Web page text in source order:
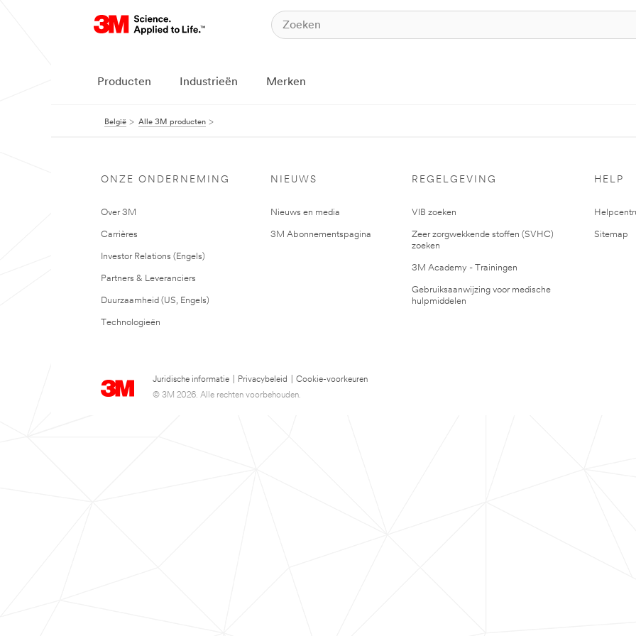
Producten Industrieën Merken
België Alle 3M producten
ONZE ONDERNEMING
Over 3M
Carrières
Investor Relations (Engels)
Partners & Leveranciers
Duurzaamheid (US, Engels)
Technologieën
NIEUWS
Nieuws en media
3M Abonnementspagina
REGELGEVING
VIB zoeken
Zeer zorgwekkende stoffen (SVHC)
zoeken
3M Academy - Trainingen
Gebruiksaanwijzing voor medische
hulpmiddelen
HELP
Sitemap
Juridische informatie Privacybeleid
Cookie-voorkeuren
© 3M 2026. Alle rechten voorbehouden.